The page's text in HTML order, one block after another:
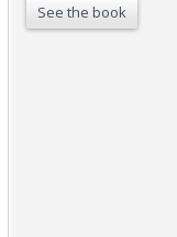
See the book